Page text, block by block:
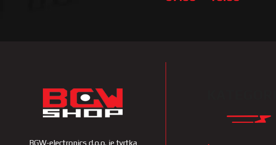
BGW-electronics d.o.o. je tvrtka